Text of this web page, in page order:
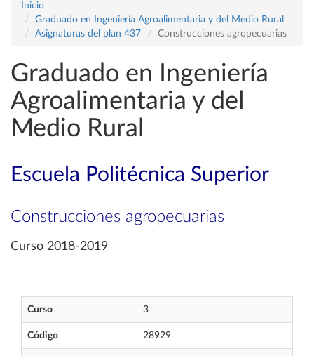
Inicio
Graduado en Ingeniería Agroalimentaria y del Medio Rural
Asignaturas del plan 437
Construcciones agropecuarias
Graduado en Ingeniería
Agroalimentaria y del
Medio Rural
Escuela Politécnica Superior
Construcciones agropecuarias
Curso 2018-2019
Curso 3
Código 28929